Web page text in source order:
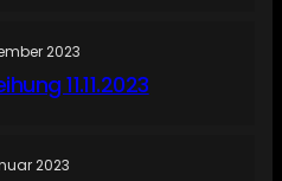
2023
11.11.2023
2023